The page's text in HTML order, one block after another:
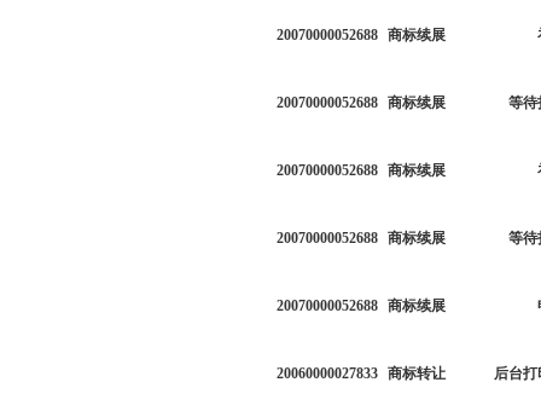
20070000052688 商标续展
20070000052688 商标续展 等待
20070000052688 商标续展
20070000052688 商标续展 等待
20070000052688 商标续展
20060000027833 商标转让 后台